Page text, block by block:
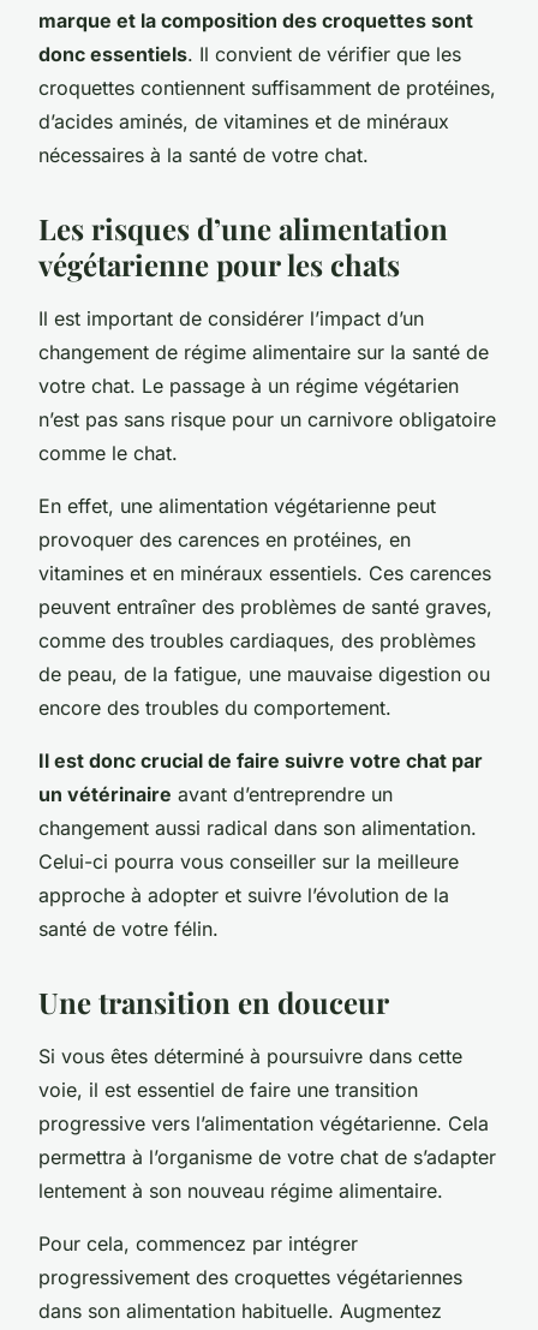
marque et la composition des croquettes sont
donc essentiels. Il convient de vérifier que les
croquettes contiennent suffisamment de protéines,
d’acides aminés, de vitamines et de minéraux
nécessaires à la santé de votre chat.
Les risques d’une alimentation
végétarienne pour les chats
Il est important de considérer l’impact d’un
changement de régime alimentaire sur la santé de
votre chat. Le passage à un régime végétarien
n’est pas sans risque pour un carnivore obligatoire
comme le chat.
En effet, une alimentation végétarienne peut
provoquer des carences en protéines, en
vitamines et en minéraux essentiels. Ces carences
peuvent entraîner des problèmes de santé graves,
comme des troubles cardiaques, des problèmes
de peau, de la fatigue, une mauvaise digestion ou
encore des troubles du comportement.
Il est donc crucial de faire suivre votre chat par
un vétérinaire avant d’entreprendre un
changement aussi radical dans son alimentation.
Celui-ci pourra vous conseiller sur la meilleure
approche à adopter et suivre l’évolution de la
santé de votre félin.
Une transition en douceur
Si vous êtes déterminé à poursuivre dans cette
voie, il est essentiel de faire une transition
progressive vers l’alimentation végétarienne. Cela
permettra à l’organisme de votre chat de s’adapter
lentement à son nouveau régime alimentaire.
Pour cela, commencez par intégrer
progressivement des croquettes végétariennes
dans son alimentation habituelle. Augmentez